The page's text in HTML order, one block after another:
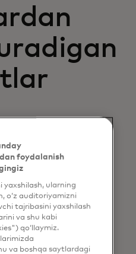
foydalanish
yaxshilash, ularning
o‘z auditoriyamizni
tajribasini yaxshilash
va shu kabi
qo‘llaymiz.
va boshqa saytlardagi